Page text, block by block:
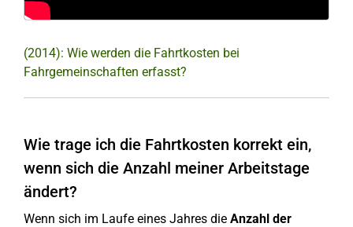
(2014): Wie werden die Fahrtkosten bei
Fahrgemeinschaften erfasst?
Wie trage ich die Fahrtkosten korrekt ein,
wenn sich die Anzahl meiner Arbeitstage
ändert?
Wenn sich im Laufe eines Jahres die Anzahl der